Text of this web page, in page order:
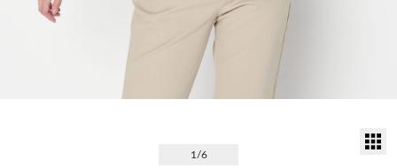
1 /6